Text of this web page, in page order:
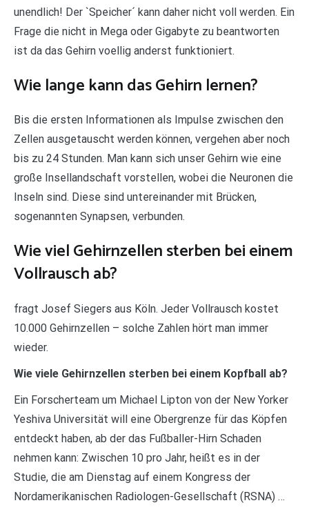
unendlich! Der `Speicher´ kann daher nicht voll werden. Ein
Frage die nicht in Mega oder Gigabyte zu beantworten
ist da das Gehirn voellig anderst funktioniert.
Wie lange kann das Gehirn lernen?
Bis die ersten Informationen als Impulse zwischen den
Zellen ausgetauscht werden können, vergehen aber noch
bis zu 24 Stunden. Man kann sich unser Gehirn wie eine
große Insellandschaft vorstellen, wobei die Neuronen die
Inseln sind. Diese sind untereinander mit Brücken,
sogenannten Synapsen, verbunden.
Wie viel Gehirnzellen sterben bei einem
Vollrausch ab?
fragt Josef Siegers aus Köln. Jeder Vollrausch kostet
10.000 Gehirnzellen – solche Zahlen hört man immer
wieder.
Wie viele Gehirnzellen sterben bei einem Kopfball ab?
Ein Forscherteam um Michael Lipton von der New Yorker
Yeshiva Universität will eine Obergrenze für das Köpfen
entdeckt haben, ab der das Fußballer-Hirn Schaden
nehmen kann: Zwischen 10 pro Jahr, heißt es in der
Studie, die am Dienstag auf einem Kongress der
Nordamerikanischen Radiologen-Gesellschaft (RSNA) …